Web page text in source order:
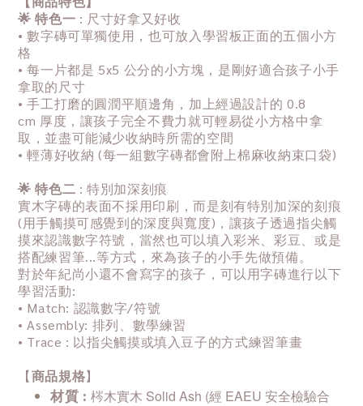
🌟 特色一 : 尺寸好拿又好收
• 數字磚可單獨使用，也可放入學習板正面的五個小方
格
• 每一片都是 5x5 公分的小方塊，是剛好適合孩子小手
拿取的尺寸
• 手工打磨的圓潤平順邊角，加上經過設計的 0.8
cm 厚度，讓孩子完全不費力就可輕易從小方格中拿
取，並盡可能減少收納時所需的空間
• 輕薄好收納 (每一組數字磚都會附上棉麻收納束口袋)
🌟 特色二 : 特別加深刻痕
實木字磚的表面不採用印刷，而是刻有特別加深的刻痕
(用手觸摸可感覺到的深度與寬度)，讓孩子透過指尖觸
摸來認識數字符號，當然也可以填入彩米、彩豆、或是
搭配練習筆...等方式，來為孩子的小手先做預備。
對於年紀尚小還不會寫字的孩子，可以用字磚進行以下
學習活動:
• Match: 認識數字/符號
• Assembly: 排列、數學練習
• Trace : 以指尖觸摸或填入豆子的方式練習筆畫
【商品規格】
材質 :梣木實木 Solid Ash (經 EAEU 安全檢驗合